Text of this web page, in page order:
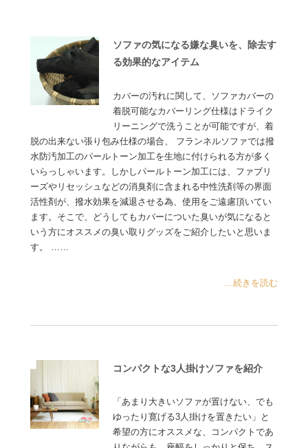
ソファの気になる嫌な臭いを、除去す
る効果的なアイテム
カバーの汚れに関して、ソファカバーの
着脱可能なカバーリング仕様はドライク
リーニングで洗うことが可能ですが、着
脱の出来ない張り包み仕様の場合、 フランネルソファでは撥
水防汚加工のパールトーン加工を生地に付けられる方が多く
いらっしゃいます。しかしパールトーン加工には、ファブリ
ーズやリセッシュなどの消臭剤に含まれる中性洗剤等の界面
活性剤が、撥水効果を減退させる為、使用をご遠慮頂いてい
ます。そこで、どうしてもカバーについた臭いが気になると
いう方にオススメの臭い取りグッズをご紹介したいと思いま
す。 ……
...続きを読む
コンパクトな3人掛けソファを紹介
「あまり大きいソファが置けない、でも
ゆったり寛げる3人掛けを置きたい」と
希望の方にオススメな、コンパクトであ